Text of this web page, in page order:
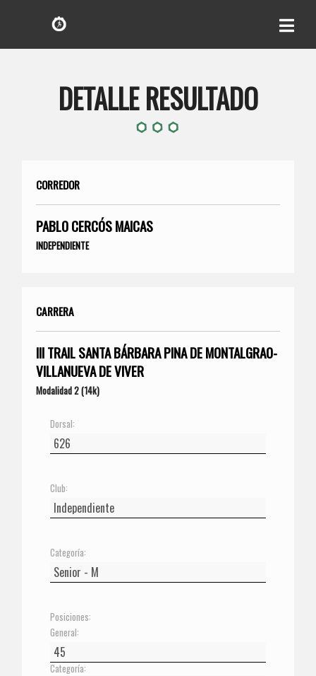
DETALLE RESULTADO
CORREDOR
PABLO CERCÓS MAICAS
INDEPENDIENTE
CARRERA
III TRAIL SANTA BÁRBARA PINA DE MONTALGRAO-
VILLANUEVA DE VIVER
Modalidad 2 (14k)
Dorsal:
Club:
Categoría:
Posiciones:
General:
Categoría: